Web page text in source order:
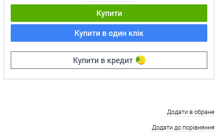
Купити
Купити в один клік
Купити в кредит
Додати в обране
Додати до порівняння